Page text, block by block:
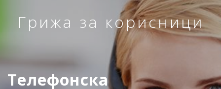
Грижа за корисници
Телефонска